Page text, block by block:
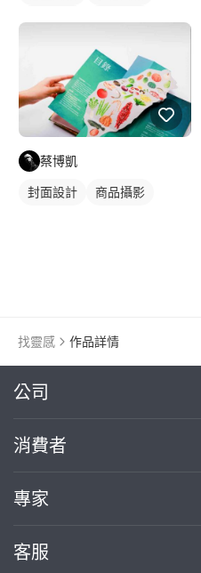
蔡博凱
封面設計 商品攝影
找靈感 作品詳情
公司
關於我們
部落格
加入我們
消費者
買服務
熱門服務
專家
案件中心
客服
繼續完成